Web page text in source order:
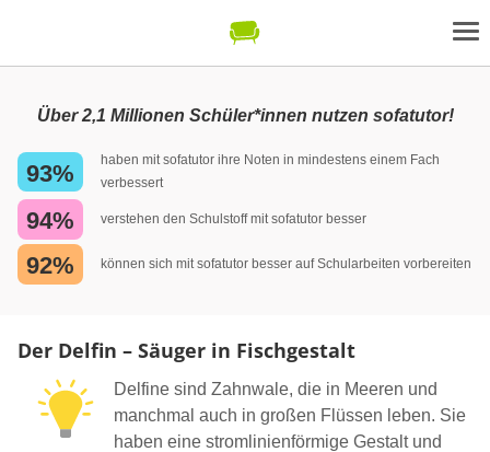
Über 2,1 Millionen Schüler*innen nutzen sofatutor!
93%
haben mit sofatutor ihre Noten in mindestens einem Fach
verbessert
94% verstehen den Schulstoff mit sofatutor besser
92% können sich mit sofatutor besser auf Schularbeiten vorbereiten
Der Delfin – Säuger in Fischgestalt
Delfine sind Zahnwale, die in Meeren und
manchmal auch in großen Flüssen leben. Sie
haben eine stromlinienförmige Gestalt und